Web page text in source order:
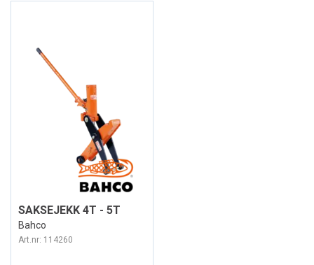
SAKSEJEKK 4T - 5T
Bahco
Art.nr: 114260